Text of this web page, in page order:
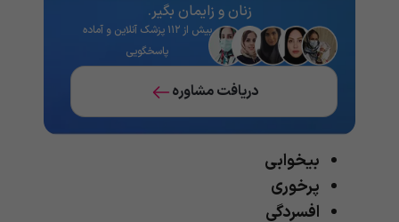
زنان و زایمان بگیر.
بیش از ۱۱۲ پزشک آنلاین و آماده
پاسخگویی
دریافت مشاوره
بیخوابی
پرخوری
افسردگی